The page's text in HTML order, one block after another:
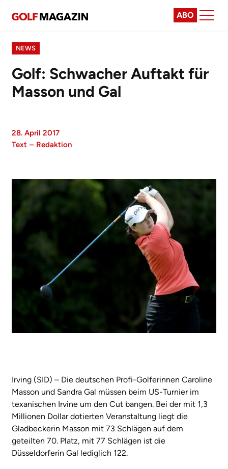
ABO
NEWS
Golf: Schwacher Auftakt für
Masson und Gal
28. April 2017
Text – Redaktion
Irving (SID) – Die deutschen Profi-Golferinnen Caroline
Masson und Sandra Gal müssen beim US-Turnier im
texanischen Irvine um den Cut bangen. Bei der mit 1,3
Millionen Dollar dotierten Veranstaltung liegt die
Gladbeckerin Masson mit 73 Schlägen auf dem
geteilten 70. Platz, mit 77 Schlägen ist die
Düsseldorferin Gal lediglich 122.